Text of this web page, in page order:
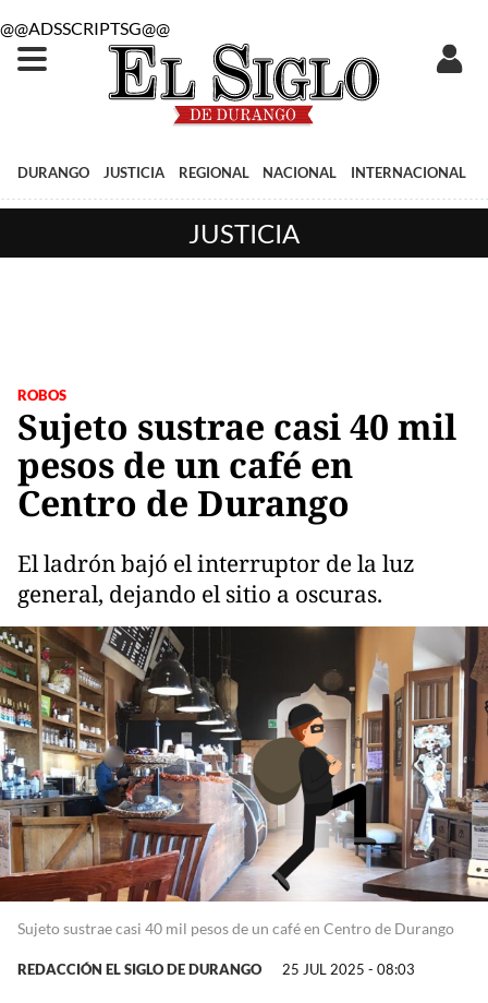
@@ADSSCRIPTSG@@
DURANGO JUSTICIA REGIONAL NACIONAL INTERNACIONAL
JUSTICIA
ROBOS
Sujeto sustrae casi 40 mil
pesos de un café en
Centro de Durango
El ladrón bajó el interruptor de la luz
general, dejando el sitio a oscuras.
Sujeto sustrae casi 40 mil pesos de un café en Centro de Durango
REDACCIÓN EL SIGLO DE DURANGO 25 JUL 2025 - 08:03